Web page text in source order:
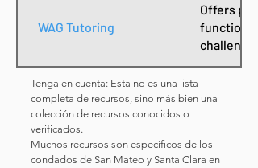
WAG Tutoring
Offers
function
challenges.
Tenga en cuenta: Esta no es una lista
completa de recursos, sino más bien una
colección de recursos conocidos o
verificados.
Muchos recursos son específicos de los
condados de San Mateo y Santa Clara en